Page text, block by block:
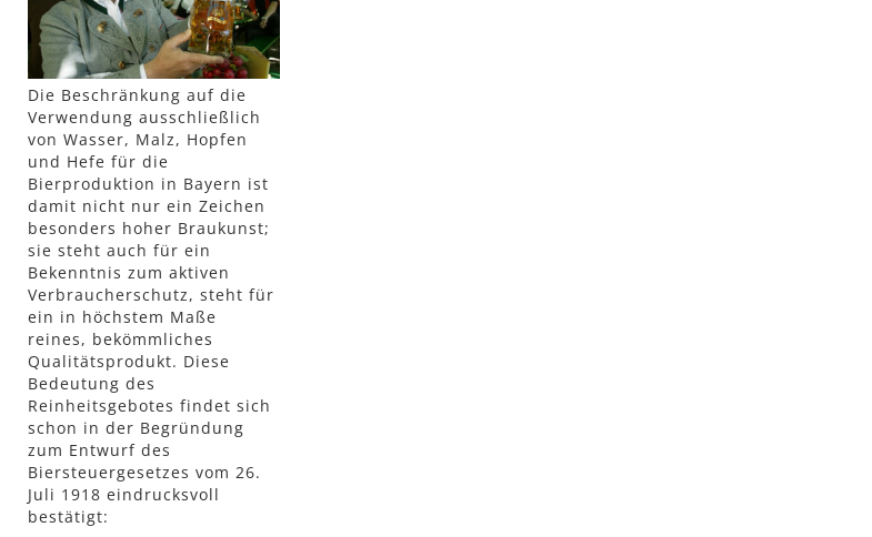
Die Beschränkung auf die
Verwendung ausschließlich
von Wasser, Malz, Hopfen
und Hefe für die
Bierproduktion in Bayern ist
damit nicht nur ein Zeichen
besonders hoher Braukunst;
sie steht auch für ein
Bekenntnis zum aktiven
Verbraucherschutz, steht für
ein in höchstem Maße
reines, bekömmliches
Qualitätsprodukt. Diese
Bedeutung des
Reinheitsgebotes findet sich
schon in der Begründung
zum Entwurf des
Biersteuergesetzes vom 26.
Juli 1918 eindrucksvoll
bestätigt: